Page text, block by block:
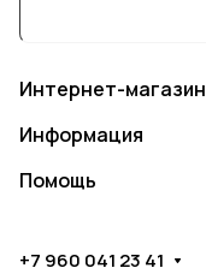
Интернет-магазин
Информация
Помощь
+7 960 041 23 41